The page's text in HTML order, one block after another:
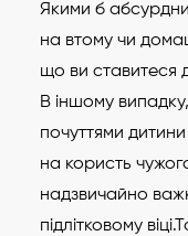
Якими б
на втому чи
що ви ставитеся
В іншому
почуттями
на користь
надзвичайно
підлітковому